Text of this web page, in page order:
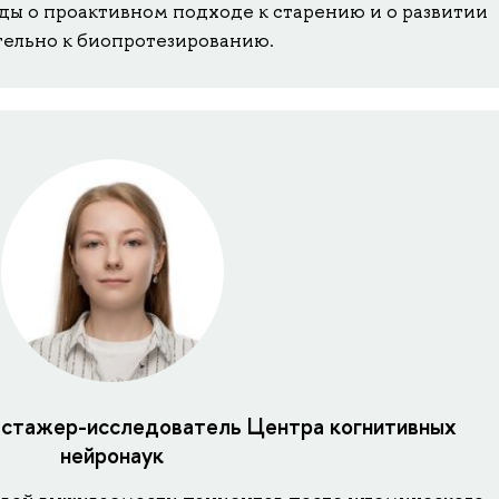
о проактивном подходе к старению и о развитии
к биопротезированию.
исследователь Центра когнитивных
нейронаук